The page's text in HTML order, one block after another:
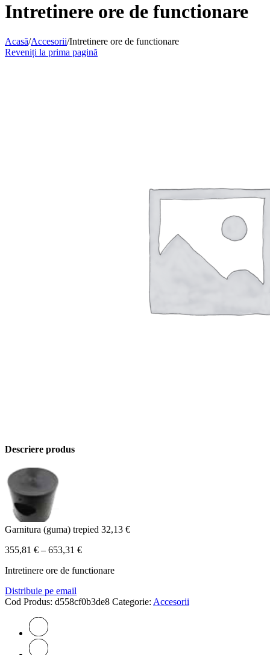
Intretinere ore de functionare
Acasă/Accesorii/Intretinere ore de functionare
Reveniți la prima pagină
Descriere produs
Garnitura (guma) trepied 32,13 €
355,81 € – 653,31 €
Intretinere ore de functionare
Distribuie pe email
Cod Produs: d558cf0b3de8 Categorie: Accesorii